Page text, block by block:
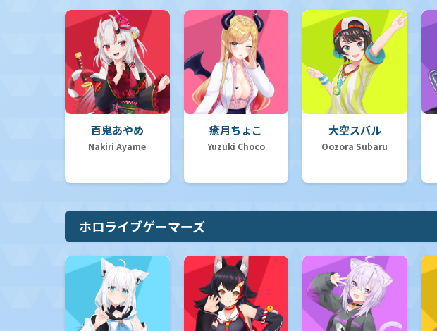
百鬼あやめ
Nakiri Ayame
癒月ちょこ
Yuzuki Choco
大空スバル
Oozora Subaru
ホロライブゲーマーズ